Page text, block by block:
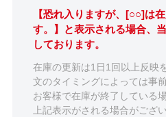
【恐れ入りますが、[○○]は
す。】と表示される場合、
しております。
在庫の更新は1日1回以上反映
文のタイミングによっては事
お客様で在庫が終了している
上記表示がされる場合がござ